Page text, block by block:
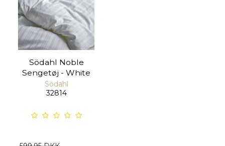
Södahl Noble
Sengetøj - White
Södahl
32814